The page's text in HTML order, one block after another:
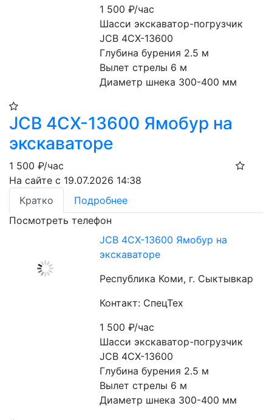
1 500₽/час
Шасси экскаватор-погрузчик
JCB 4CX-13600
Глубина бурения 2.5 м
Вылет стрелы 6 м
Диаметр шнека 300-400 мм
JCB 4CX-13600 Ямобур на
экскаваторе
1 500 ₽/час
На сайте с 19.07.2026 14:38
Кратко
Подробнее
Посмотреть телефон
JCB 4CX-13600 Ямобур на
экскаваторе
Республика Коми, г. Сыктывкар
Контакт: СпецТех
1 500₽/час
Шасси экскаватор-погрузчик
JCB 4CX-13600
Глубина бурения 2.5 м
Вылет стрелы 6 м
Диаметр шнека 300-400 мм